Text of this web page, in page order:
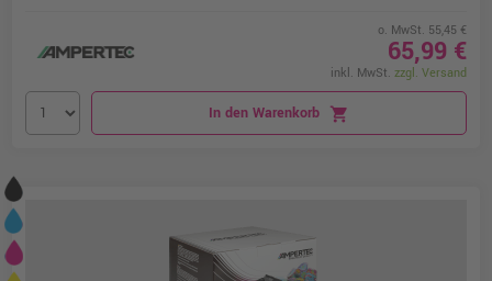
o. MwSt. 55,45 €
65,99 €
inkl. MwSt. zzgl. Versand
In den Warenkorb shopping_cart